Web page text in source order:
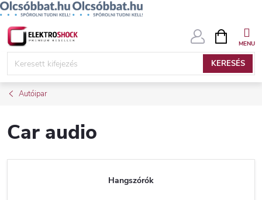
Ugrás
KERESÉS
KOSÁR
Autóipar
Car audio
Hangszórók